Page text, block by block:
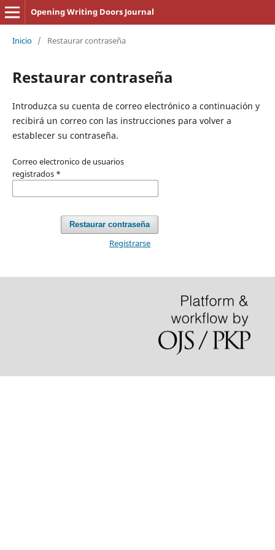
Opening Writing Doors Journal
Inicio / Restaurar contraseña
Restaurar contraseña
Introduzca su cuenta de correo electrónico a continuación y
recibirá un correo con las instrucciones para volver a
establecer su contraseña.
Correo electronico de usuarios
registrados *
Restaurar contraseña
Registrarse